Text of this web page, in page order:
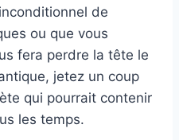
de
ou que vous
fera perdre la tête le
jetez un coup
qui pourrait contenir
les temps.